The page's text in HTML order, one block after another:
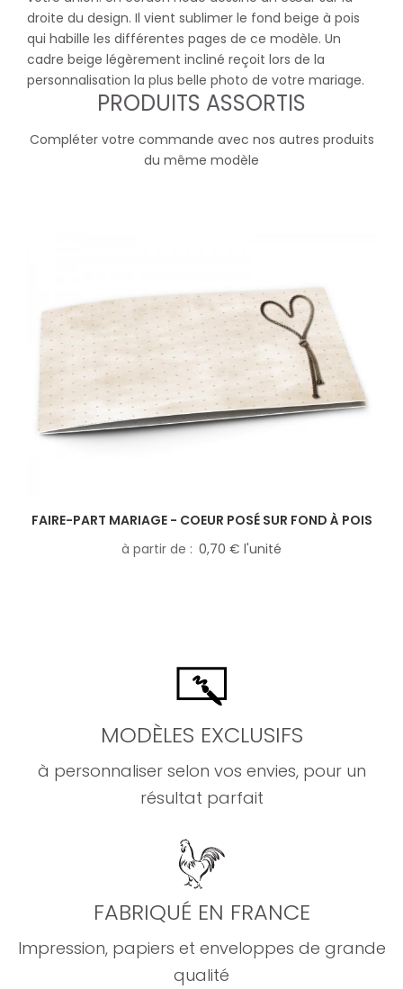
droite du design. Il vient sublimer le fond beige à pois
qui habille les différentes pages de ce modèle. Un
cadre beige légèrement incliné reçoit lors de la
personnalisation la plus belle photo de votre mariage.
PRODUITS ASSORTIS
Compléter votre commande avec nos autres produits
du même modèle
FAIRE-PART MARIAGE - COEUR POSÉ SUR FOND À POIS
à partir de
0,70 € l'unité
MODÈLES EXCLUSIFS
à personnaliser selon vos envies, pour un
résultat parfait
FABRIQUÉ EN FRANCE
Impression, papiers et enveloppes de grande
qualité